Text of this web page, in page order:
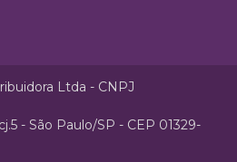
Ltda - CNPJ
- São Paulo/SP - CEP 01329-